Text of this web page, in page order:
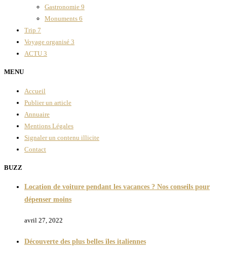
Gastronomie 9
Monuments 6
Trip 7
Voyage organisé 3
ACTU 3
MENU
Accueil
Publier un article
Annuaire
Mentions Légales
Signaler un contenu illicite
Contact
BUZZ
Location de voiture pendant les vacances ? Nos conseils pour
dépenser moins
avril 27, 2022
Découverte des plus belles îles italiennes